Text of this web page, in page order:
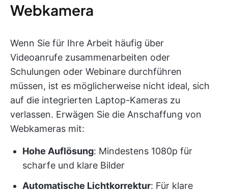
Webkamera
Wenn Sie für Ihre Arbeit häufig über
Videoanrufe zusammenarbeiten oder
Schulungen oder Webinare durchführen
müssen, ist es möglicherweise nicht ideal, sich
auf die integrierten Laptop-Kameras zu
verlassen. Erwägen Sie die Anschaffung von
Webkameras mit:
Hohe Auflösung: Mindestens 1080p für
scharfe und klare Bilder
Automatische Lichtkorrektur: Für klare